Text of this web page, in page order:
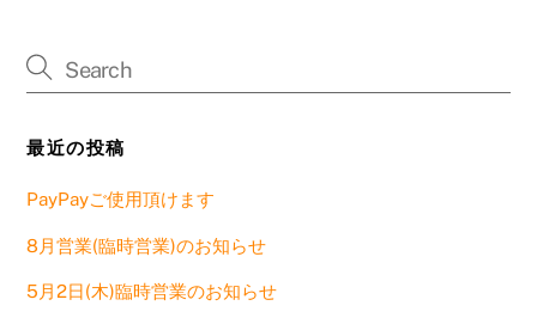
最近の投稿
PayPayご使用頂けます
8月営業(臨時営業)のお知らせ
5月2日(木)臨時営業のお知らせ